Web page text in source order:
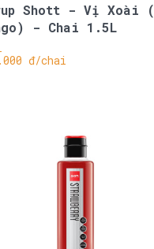
Shott - Vị Xoài (
- Chai 1.5L
đ/chai